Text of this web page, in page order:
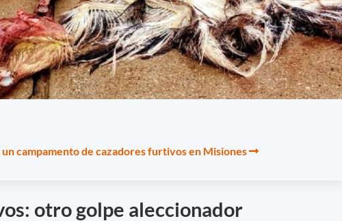
campamento de cazadores furtivos en Misiones
otro golpe aleccionador